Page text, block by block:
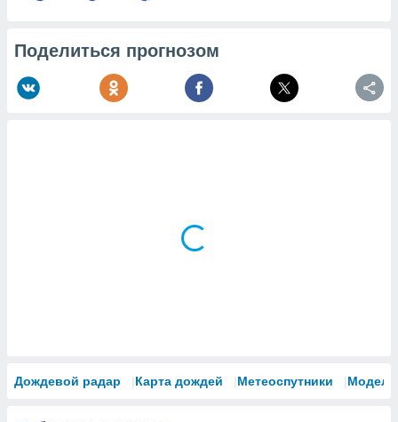
Поделиться прогнозом
Дождевой радар Карта дождей Метеоспутники Модели